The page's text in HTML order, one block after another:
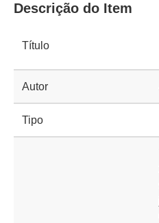
Descrição do Item
Título
Autor
Tipo